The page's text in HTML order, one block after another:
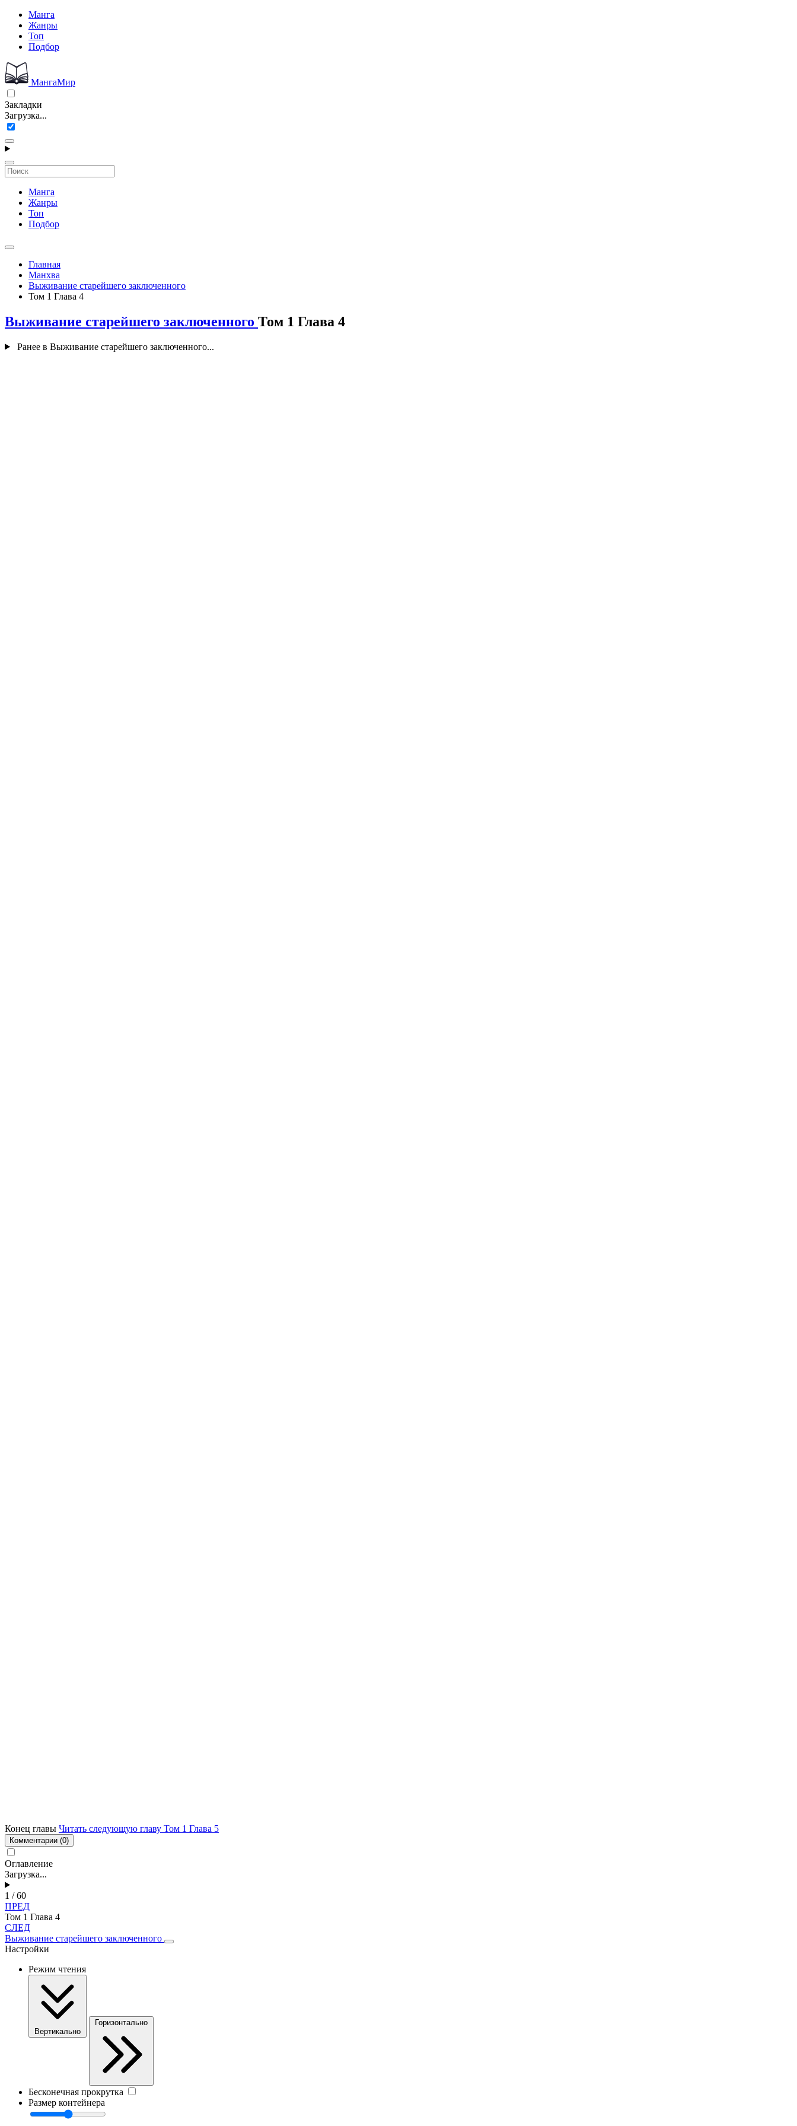
Манга
Жанры
Топ
Подбор
МангаМир
Закладки
Загрузка...
Манга
Жанры
Топ
Подбор
Главная
Манхва
Выживание старейшего заключенного
Том 1 Глава 4
Выживание старейшего заключенного Том 1 Глава 4
Ранее в Выживание старейшего заключенного...
Конец главы Читать следующую главу Том 1 Глава 5
Комментарии (0)
Оглавление
Загрузка...
1 / 60
ПРЕД
Том 1 Глава 4
СЛЕД
Выживание старейшего заключенного
Настройки
Режим чтения
Вертикально
Горизонтально
Бесконечная прокрутка
Размер контейнера